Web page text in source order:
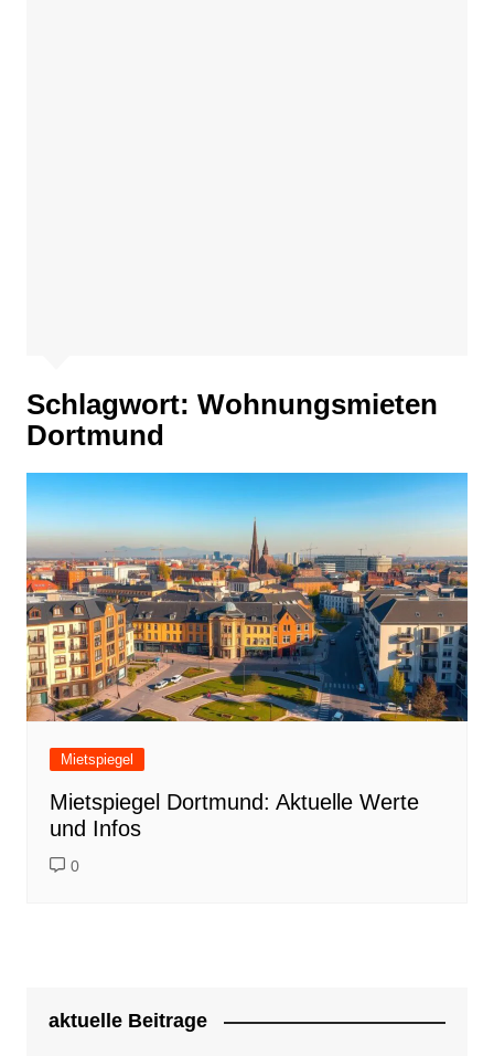
Schlagwort: Wohnungsmieten
Dortmund
Mietspiegel
Mietspiegel Dortmund: Aktuelle Werte
und Infos
0
aktuelle Beitrage